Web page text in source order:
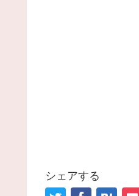
シェアする